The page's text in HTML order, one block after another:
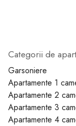
1 2
Categorii de
Garsoniere
Apartamente 1
Apartamente 2
Apartamente 3
Apartamente 4